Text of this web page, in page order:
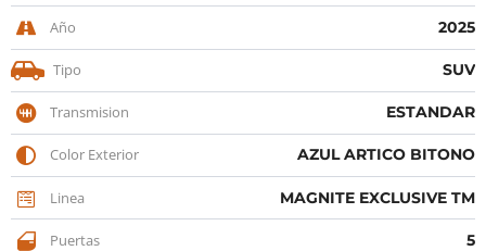
Año 2025
Tipo SUV
Transmision ESTANDAR
Color Exterior AZUL ARTICO BITONO
Linea MAGNITE EXCLUSIVE TM
Puertas 5